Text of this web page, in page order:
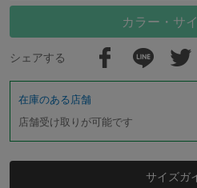
カラー・サ
シェアする
在庫のある店舗
店舗受け取りが可能です
サイズガ